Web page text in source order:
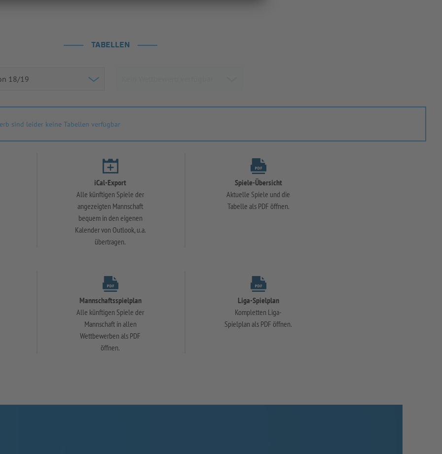
TABELLEN
sind leider keine Tabellen verfügbar
iCal-Export
Alle künftigen Spiele der
angezeigten Mannschaft
bequem in den eigenen
Kalender von Outlook, u.a.
übertragen.
Spiele-Übersicht
Aktuelle Spiele und die
Tabelle als PDF öffnen.
Mannschaftsspielplan
Alle künftigen Spiele der
Mannschaft in allen
Wettbewerben als PDF
öffnen.
Liga-Spielplan
Kompletten Liga-
Spielplan als PDF öffnen.